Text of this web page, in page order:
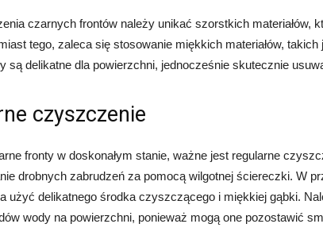
czarnych frontów należy unikać szorstkich materiałów,
tego, zaleca się stosowanie miękkich materiałów,
są delikatne dla powierzchni, jednocześnie skutecznie
czyszczenie
fronty w doskonałym stanie, ważne jest regularne
drobnych zabrudzeń za pomocą wilgotnej ściereczki. W
użyć delikatnego środka czyszczącego i miękkiej gąbki.
wody na powierzchni, ponieważ mogą one pozostawić